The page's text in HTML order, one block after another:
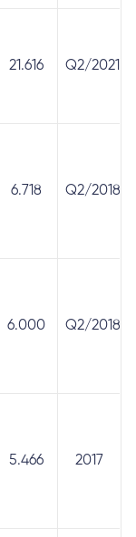
21.616 Q2/2021
6.718 Q2/2018
6.000 Q2/2018
5.466 2017